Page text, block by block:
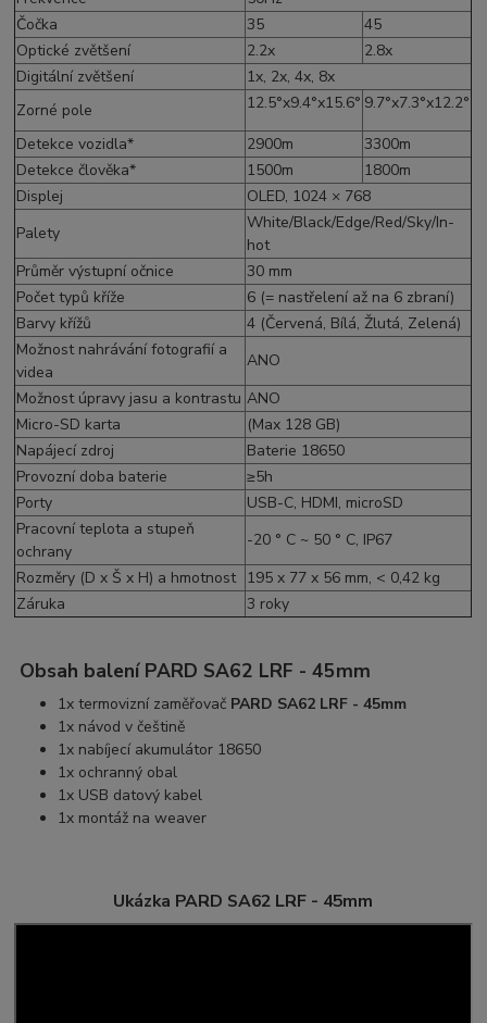
Čočka
35
45
Optické zvětšení
2.2x
2.8x
Digitální zvětšení
1x, 2x, 4x, 8x
Zorné pole
12.5°x9.4°x15.6° 9.7°x7.3°x12.2°
Detekce vozidla*
2900m
3300m
Detekce člověka*
1500m
1800m
Displej
OLED, 1024 × 768
Palety
White/Black/Edge/Red/Sky/In-
hot
Průměr výstupní očnice
30 mm
Počet typů kříže
6 (= nastřelení až na 6 zbraní)
Barvy křížů
4 (Červená, Bílá, Žlutá, Zelená)
Možnost nahrávání fotografií a
videa
ANO
Možnost úpravy jasu a kontrastu ANO
Micro-SD karta
(Max 128 GB)
Napájecí zdroj
Baterie 18650
Provozní doba baterie
≥5h
Porty
USB-C, HDMI, microSD
Pracovní teplota a stupeň
ochrany
-20 ° C ~ 50 ° C, IP67
Rozměry (D x Š x H) a hmotnost 195 x 77 x 56 mm, < 0,42 kg
Záruka
3 roky
Obsah balení PARD SA62 LRF - 45mm
1x termovizní zaměřovač PARD SA62 LRF - 45mm
1x návod v češtině
1x nabíjecí akumulátor 18650
1x ochranný obal
1x USB datový kabel
1x montáž na weaver
Ukázka PARD SA62 LRF - 45mm